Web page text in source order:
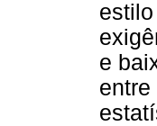
e